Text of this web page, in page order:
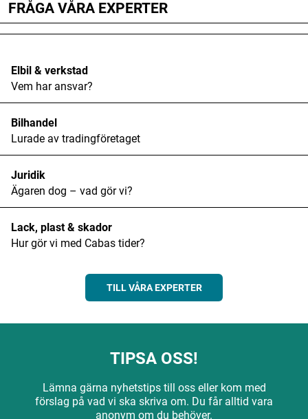
FRÅGA VÅRA EXPERTER
Elbil & verkstad
Vem har ansvar?
Bilhandel
Lurade av tradingföretaget
Juridik
Ägaren dog – vad gör vi?
Lack, plast & skador
Hur gör vi med Cabas tider?
TILL VÅRA EXPERTER
TIPSA OSS!
Lämna gärna nyhetstips till oss eller kom med
förslag på vad vi ska skriva om. Du får alltid vara
anonym om du behöver.